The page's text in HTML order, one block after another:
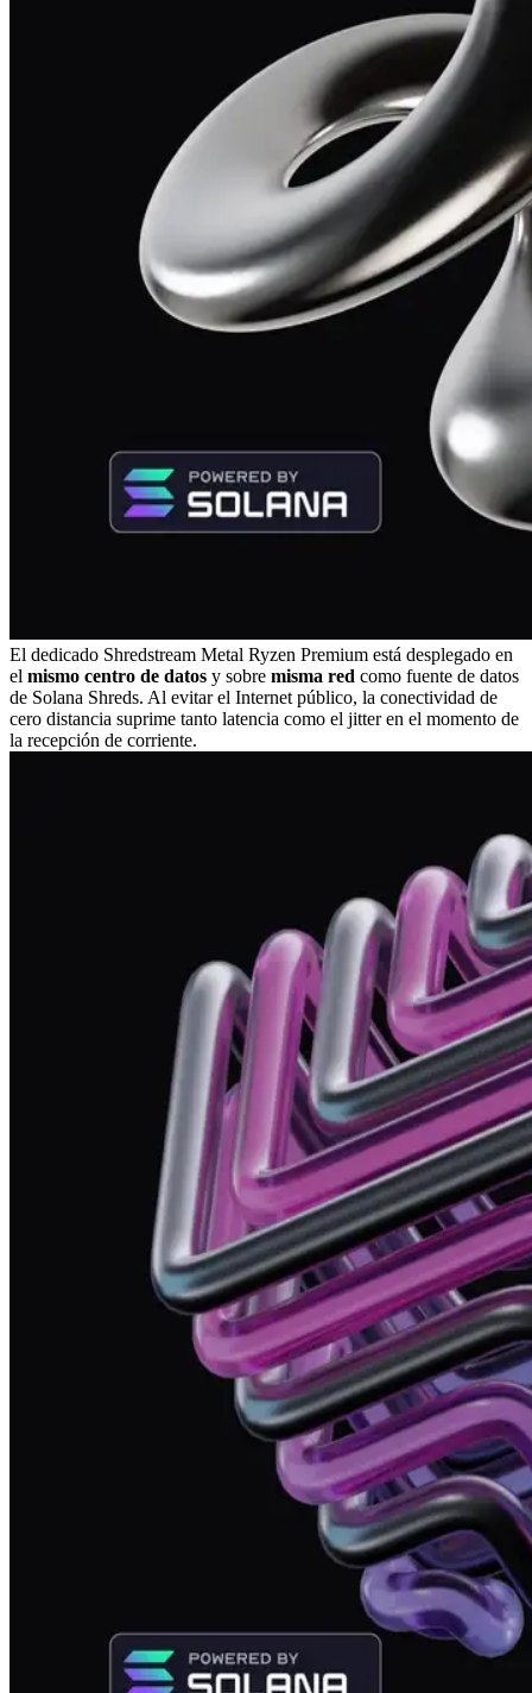
El dedicado Shredstream Metal Ryzen Premium está desplegado en
el mismo centro de datos y sobre misma red como fuente de datos
de Solana Shreds. Al evitar el Internet público, la conectividad de
cero distancia suprime tanto latencia como el jitter en el momento de
la recepción de corriente.